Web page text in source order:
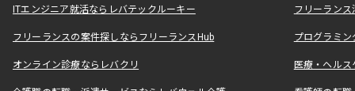
ITエンジニア就活ならレバテックルーキー フリーラン
フリーランスの案件探しならフリーランスHub プログラミ
オンライン診療ならレバクリ 医療・ヘル